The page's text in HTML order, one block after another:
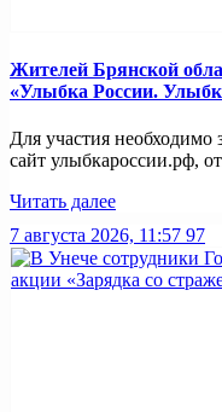
Жителей Брянской
«Улыбка России.
Для участия необходимо
сайт улыбкароссии.рф,
Читать далее
7 августа 2026, 11:57 97